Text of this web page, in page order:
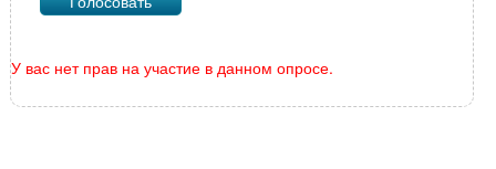
У вас нет прав на участие в данном опросе.